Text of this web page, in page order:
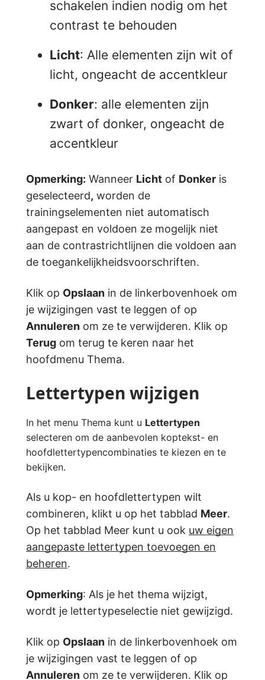
schakelen indien nodig om het
contrast te behouden
Licht: Alle elementen zijn wit of
licht, ongeacht de accentkleur
Donker: alle elementen zijn
zwart of donker, ongeacht de
accentkleur
Opmerking: Wanneer Licht of Donker is
geselecteerd, worden de
trainingselementen niet automatisch
aangepast en voldoen ze mogelijk niet
aan de contrastrichtlijnen die voldoen aan
de toegankelijkheidsvoorschriften.
Klik op Opslaan in de linkerbovenhoek om
je wijzigingen vast te leggen of op
Annuleren om ze te verwijderen. Klik op
Terug om terug te keren naar het
hoofdmenu Thema.
Lettertypen wijzigen
In het menu Thema kunt u Lettertypen
selecteren om de aanbevolen koptekst- en
hoofdlettertypencombinaties te kiezen en te
bekijken.
Als u kop- en hoofdlettertypen wilt
combineren, klikt u op het tabblad Meer.
Op het tabblad Meer kunt u ook uw eigen
aangepaste lettertypen toevoegen en
beheren.
Opmerking: Als je het thema wijzigt,
wordt je lettertypeselectie niet gewijzigd.
Klik op Opslaan in de linkerbovenhoek om
je wijzigingen vast te leggen of op
Annuleren om ze te verwijderen. Klik op